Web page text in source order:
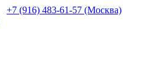
+7 (916) 483-61-57 (Москва)